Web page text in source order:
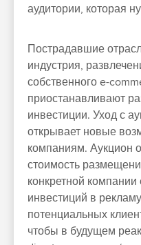
аудитории, которая
Пострадавшие
индустрия,
собственного e-
приостанавливают
инвестиции. Уход с
открывает новые
компаниям. Аукцион
стоимость
конкретной компании
инвестиций в
потенциальных
чтобы в будущем